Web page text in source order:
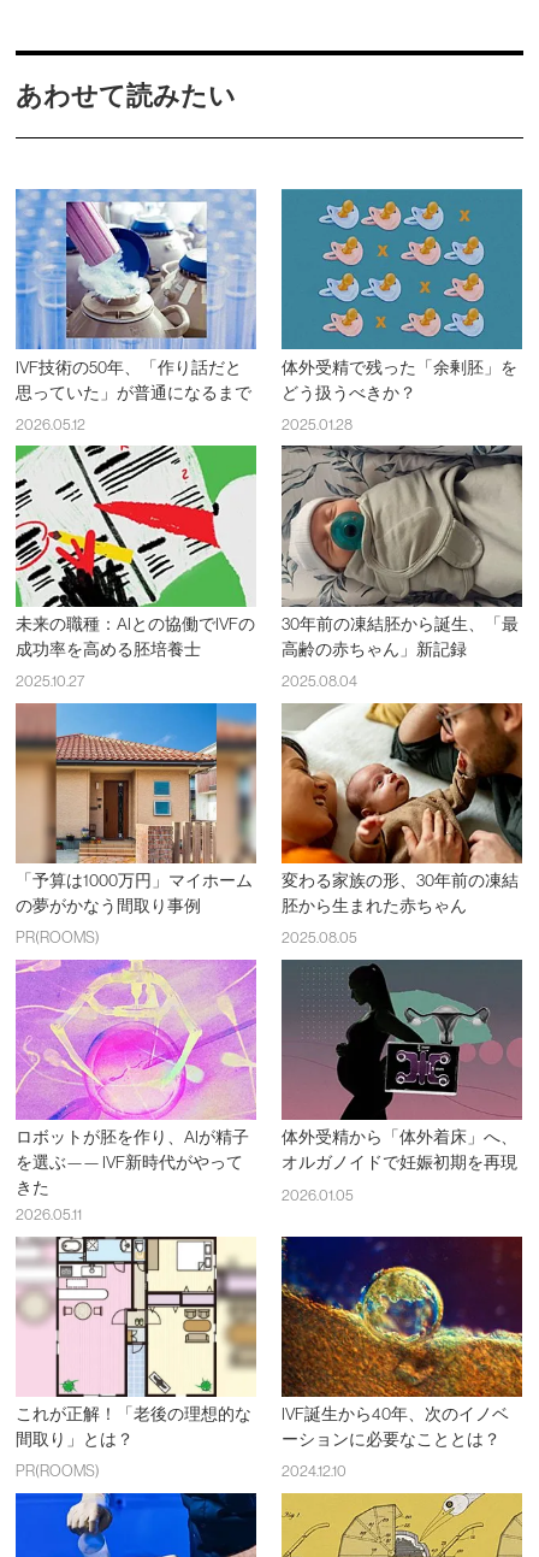
あわせて読みたい
IVF技術の50年、「作り話だと
思っていた」が普通になるまで
2026.05.12
体外受精で残った「余剰胚」を
どう扱うべきか？
2025.01.28
未来の職種：AIとの協働でIVFの
成功率を高める胚培養士
2025.10.27
30年前の凍結胚から誕生、「最
高齢の赤ちゃん」新記録
2025.08.04
「予算は1000万円」マイホーム
の夢がかなう間取り事例
PR(ROOMS)
変わる家族の形、30年前の凍結
胚から生まれた赤ちゃん
2025.08.05
ロボットが胚を作り、AIが精子
を選ぶ—— IVF新時代がやって
きた
2026.05.11
体外受精から「体外着床」へ、
オルガノイドで妊娠初期を再現
2026.01.05
これが正解！「老後の理想的な
間取り」とは？
PR(ROOMS)
IVF誕生から40年、次のイノベ
ーションに必要なこととは？
2024.12.10